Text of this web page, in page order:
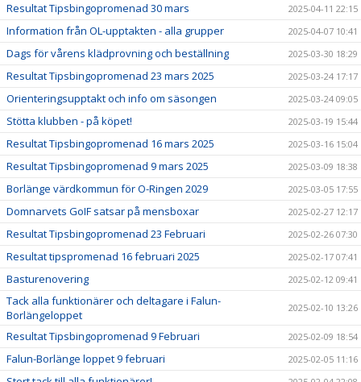
Resultat Tipsbingopromenad 30 mars 2025-04-11 22:15
Information från OL-upptakten - alla grupper 2025-04-07 10:41
Dags för vårens klädprovning och beställning 2025-03-30 18:29
Resultat Tipsbingopromenad 23 mars 2025 2025-03-24 17:17
Orienteringsupptakt och info om säsongen 2025-03-24 09:05
Stötta klubben - på köpet! 2025-03-19 15:44
Resultat Tipsbingopromenad 16 mars 2025 2025-03-16 15:04
Resultat Tipsbingopromenad 9 mars 2025 2025-03-09 18:38
Borlänge värdkommun för O-Ringen 2029 2025-03-05 17:55
Domnarvets GoIF satsar på mensboxar 2025-02-27 12:17
Resultat Tipsbingopromenad 23 Februari 2025-02-26 07:30
Resultat tipspromenad 16 februari 2025 2025-02-17 07:41
Basturenovering 2025-02-12 09:41
Tack alla funktionärer och deltagare i Falun-
Borlängeloppet
2025-02-10 13:26
Resultat Tipsbingopromenad 9 Februari 2025-02-09 18:54
Falun-Borlänge loppet 9 februari 2025-02-05 11:16